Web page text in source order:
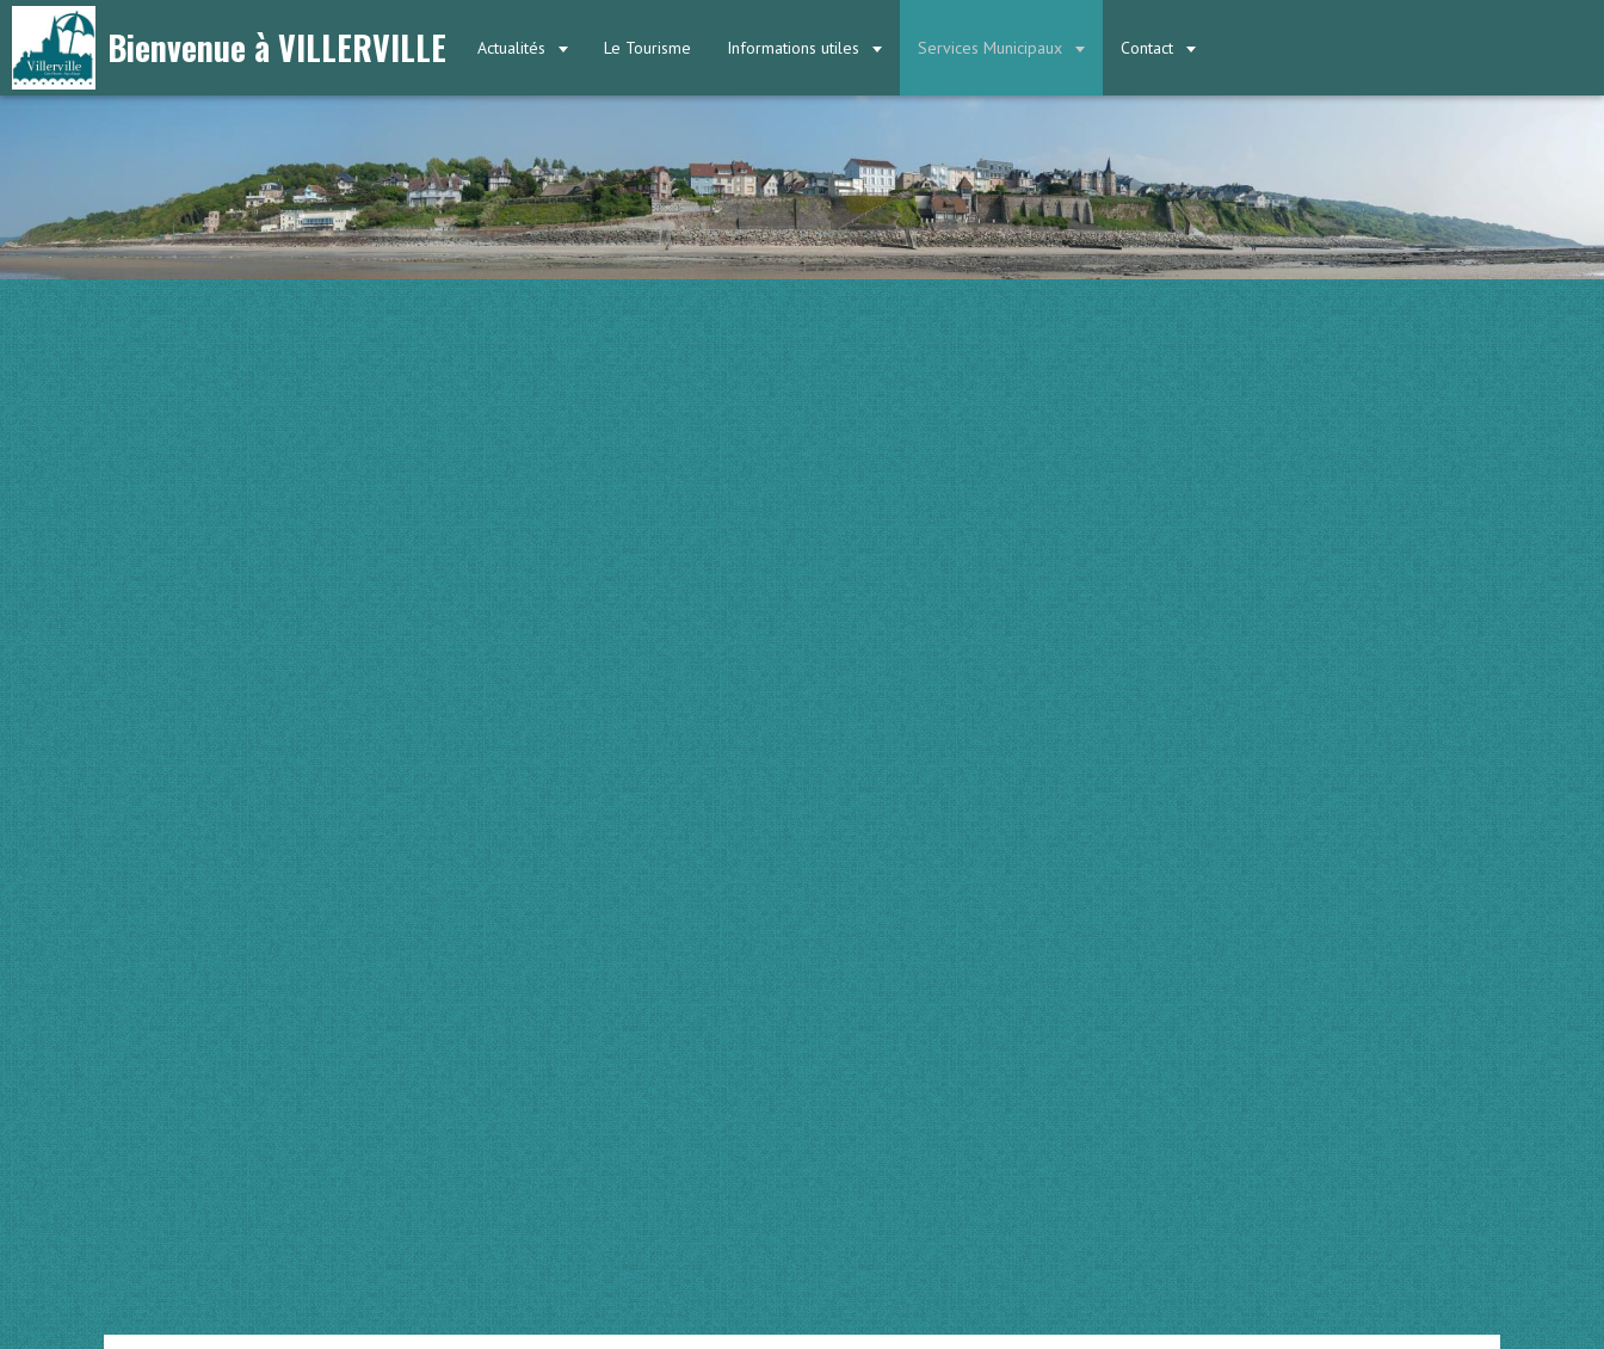
Bienvenue à VILLERVILLE Actualités Le Tourisme Informations utiles Services Municipaux Contact